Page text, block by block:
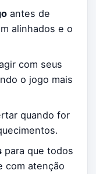
antes de
alinhados e o
com seus
o jogo mais
quando for
para que todos
com atenção